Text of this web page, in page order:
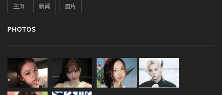
主页 新闻 图片
PHOTOS